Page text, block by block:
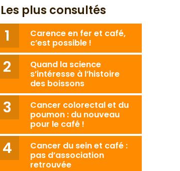
Les plus consultés
Carence en fer et café,
c’est possible !
Quand la science
s’intéresse à l’histoire
des boissons
Cancer colorectal et du
poumon : du nouveau
pour le café !
Cancer du sein et café :
pas d’association
retrouvée